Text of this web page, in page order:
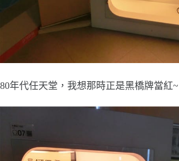
80年代任天堂，我想那時正是黑橋牌當紅~